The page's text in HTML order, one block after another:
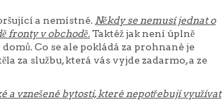
a nemístné. Někdy se nemusí jednat o
fronty v obchodě.Taktéž jak není úplně
Co se ale pokládá za prohnané je
za službu, která vás vyjde zadarmo, a ze
a vznešené bytosti, které nepotřebují využívat